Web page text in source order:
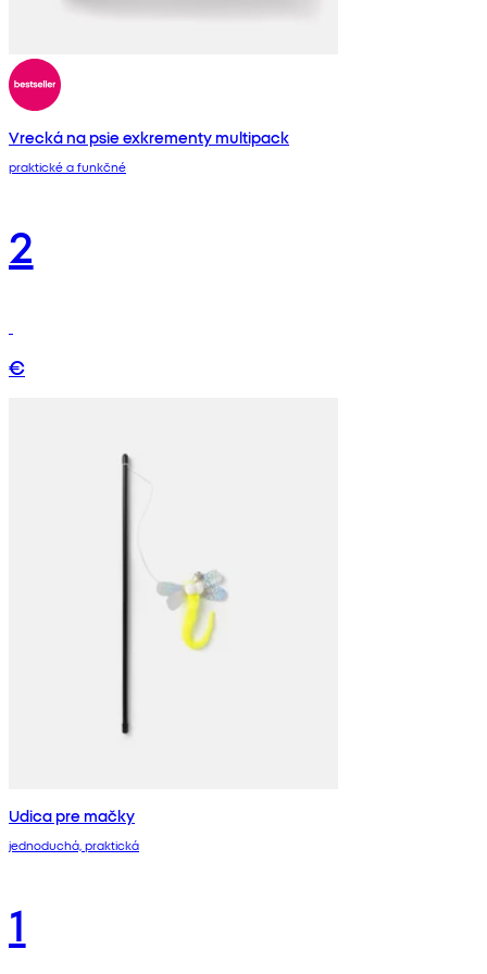
Vrecká na psie exkrementy multipack
praktické a funkčné
2
€
Udica pre mačky
jednoduchá, praktická
1